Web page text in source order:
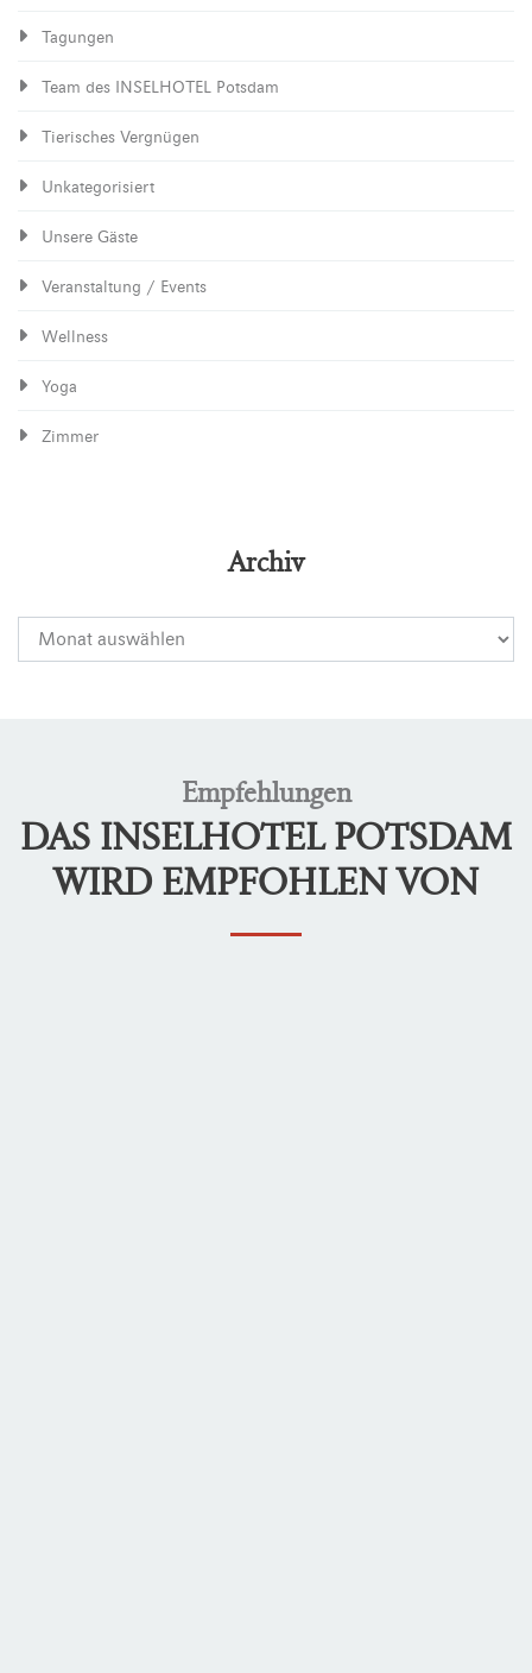
Tagungen
Team des INSELHOTEL Potsdam
Tierisches Vergnügen
Unkategorisiert
Unsere Gäste
Veranstaltung / Events
Wellness
Yoga
Zimmer
Archiv
Empfehlungen
DAS INSELHOTEL POTSDAM
WIRD EMPFOHLEN VON